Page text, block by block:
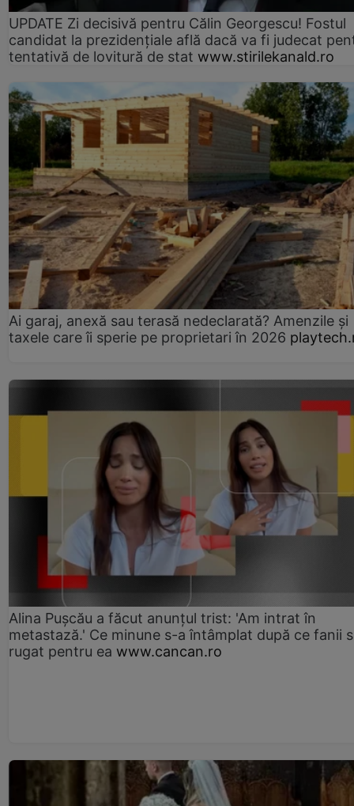
UPDATE Zi decisivă pentru Călin Georgescu! Fostul
candidat la prezidențiale află dacă va fi judecat
tentativă de lovitură de stat www.stirilekanald.ro
Ai garaj, anexă sau terasă nedeclarată? Amenzile și
taxele care îi sperie pe proprietari în 2026
Alina Pușcău a făcut anunțul trist: 'Am intrat în
metastază.' Ce minune s-a întâmplat după ce fanii
rugat pentru ea www.cancan.ro